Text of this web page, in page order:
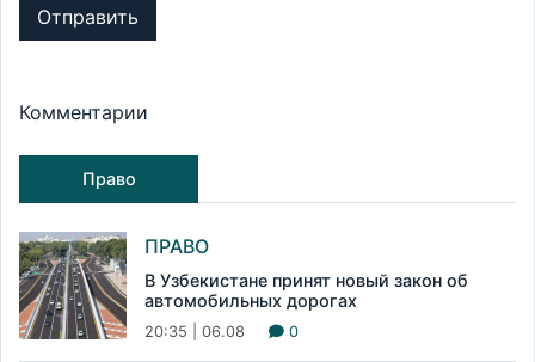
Отправить
Комментарии
Право
ПРАВО
В Узбекистане принят новый закон об
автомобильных дорогах
20:35 | 06.08 0